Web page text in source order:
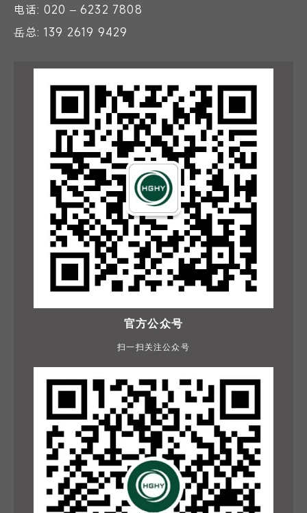
电话: 020 – 6232 7808
岳总: 139 2619 9429
官方公众号
扫一扫关注公众号